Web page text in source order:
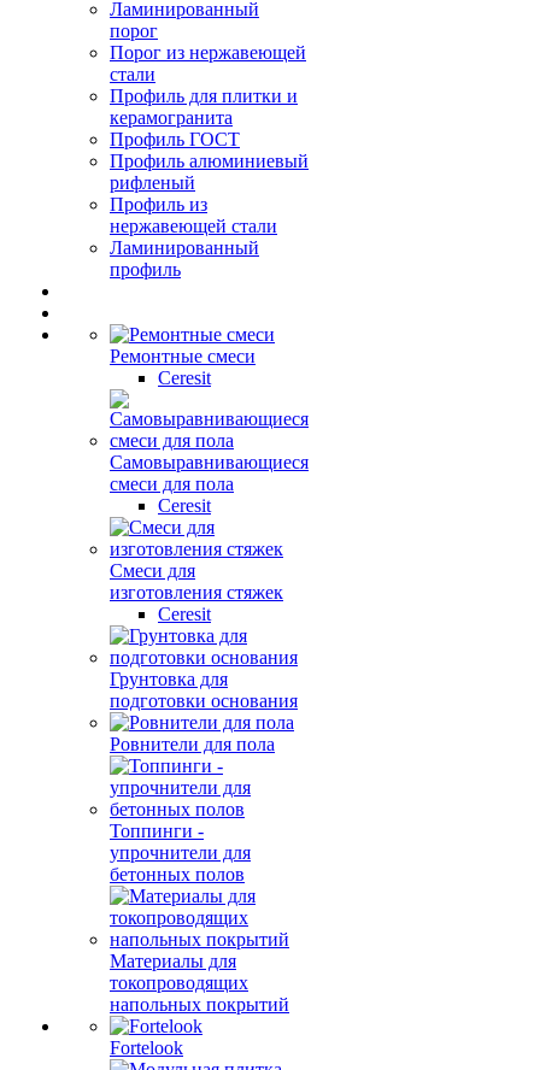
Ламинированный
порог
Порог из нержавеющей
стали
Профиль для плитки и
керамогранита
Профиль ГОСТ
Профиль алюминиевый
рифленый
Профиль из
нержавеющей стали
Ламинированный
профиль
Ремонтные смеси
Ceresit
Самовыравнивающиеся
смеси для пола
Ceresit
Смеси для
изготовления стяжек
Ceresit
Грунтовка для
подготовки основания
Ровнители для пола
Топпинги -
упрочнители для
бетонных полов
Материалы для
токопроводящих
напольных покрытий
Fortelook